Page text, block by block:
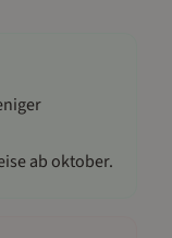
ab oktober.